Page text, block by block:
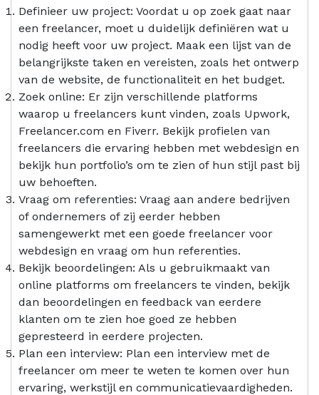
Definieer uw project: Voordat u op zoek gaat naar
een freelancer, moet u duidelijk definiëren wat u
nodig heeft voor uw project. Maak een lijst van de
belangrijkste taken en vereisten, zoals het ontwerp
van de website, de functionaliteit en het budget.
Zoek online: Er zijn verschillende platforms
waarop u freelancers kunt vinden, zoals Upwork,
Freelancer.com en Fiverr. Bekijk profielen van
freelancers die ervaring hebben met webdesign en
bekijk hun portfolio’s om te zien of hun stijl past bij
uw behoeften.
Vraag om referenties: Vraag aan andere bedrijven
of ondernemers of zij eerder hebben
samengewerkt met een goede freelancer voor
webdesign en vraag om hun referenties.
Bekijk beoordelingen: Als u gebruikmaakt van
online platforms om freelancers te vinden, bekijk
dan beoordelingen en feedback van eerdere
klanten om te zien hoe goed ze hebben
gepresteerd in eerdere projecten.
Plan een interview: Plan een interview met de
freelancer om meer te weten te komen over hun
ervaring, werkstijl en communicatievaardigheden.